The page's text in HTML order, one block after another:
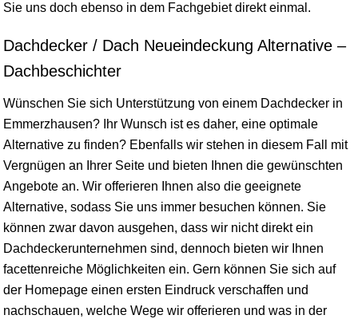
Sie uns doch ebenso in dem Fachgebiet direkt einmal.
Dachdecker / Dach Neueindeckung Alternative –
Dachbeschichter
Wünschen Sie sich Unterstützung von einem Dachdecker in
Emmerzhausen? Ihr Wunsch ist es daher, eine optimale
Alternative zu finden? Ebenfalls wir stehen in diesem Fall mit
Vergnügen an Ihrer Seite und bieten Ihnen die gewünschten
Angebote an. Wir offerieren Ihnen also die geeignete
Alternative, sodass Sie uns immer besuchen können. Sie
können zwar davon ausgehen, dass wir nicht direkt ein
Dachdeckerunternehmen sind, dennoch bieten wir Ihnen
facettenreiche Möglichkeiten ein. Gern können Sie sich auf
der Homepage einen ersten Eindruck verschaffen und
nachschauen, welche Wege wir offerieren und was in der